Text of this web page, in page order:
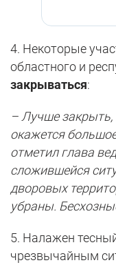
4. Некоторые
областного и
закрываться:
– Лучше закрыть,
окажется
отметил глава
сложившейся
дворовых
убраны.
5. Налажен
чрезвычайным